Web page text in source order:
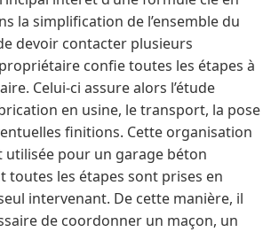
la simplification de l’ensemble du
devoir contacter plusieurs
confie toutes les étapes à
Celui-ci assure alors l’étude
en usine, le transport, la pose
finitions. Cette organisation
utilisée pour un garage béton
toutes les étapes sont prises en
intervenant. De cette manière, il
de coordonner un maçon, un